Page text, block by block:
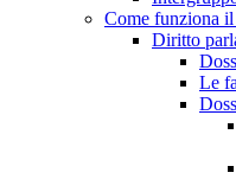
Come funziona
Diritto
Le